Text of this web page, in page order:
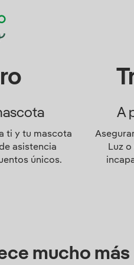
ti y tu mascota
asistencia
únicos.
A
Luz
mucho más